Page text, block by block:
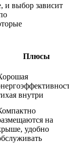
и выбор зависит
Плюсы
внутри
на
удобно